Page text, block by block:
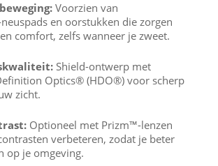
Voorzien van
en oorstukken die zorgen
comfort, zelfs wanneer je zweet.
Shield-ontwerp met
Optics® (HDO®) voor scherp
zicht.
Optioneel met Prizm™-lenzen
verbeteren, zodat je beter
op je omgeving.